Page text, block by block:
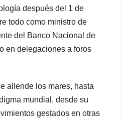
después del 1 de
todo como ministro de
del Banco Nacional de
en delegaciones a foros
allende los mares, hasta
mundial, desde su
gestados en otras